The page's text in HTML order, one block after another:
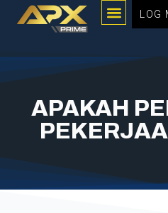
Langkau
Menu
APAKAH